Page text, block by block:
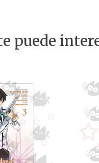
puede